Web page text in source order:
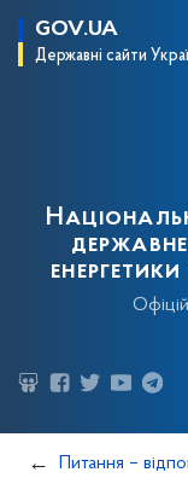
GOV.UA
Державні сайти
Питання –